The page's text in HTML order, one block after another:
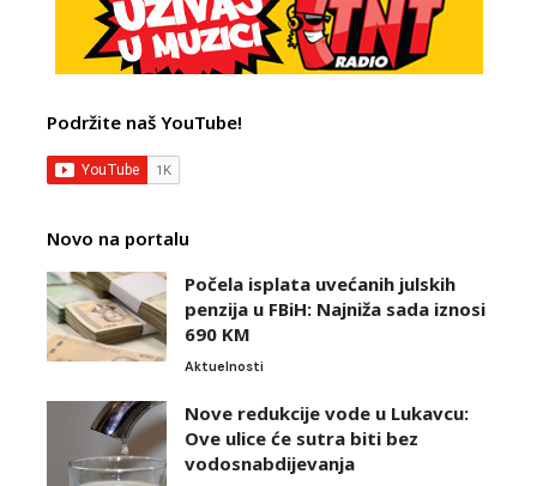
Podržite naš YouTube!
Novo na portalu
Počela isplata uvećanih julskih
penzija u FBiH: Najniža sada iznosi
690 KM
Aktuelnosti
Nove redukcije vode u Lukavcu:
Ove ulice će sutra biti bez
vodosnabdijevanja